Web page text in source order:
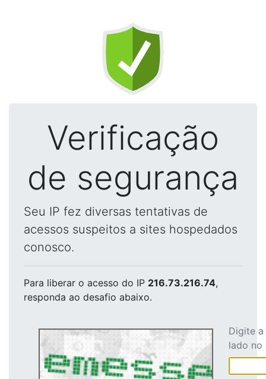
Verificação
de segurança
Seu IP fez diversas tentativas de
acessos suspeitos a sites hospedados
conosco.
Para liberar o acesso do IP 216.73.216.74,
responda ao desafio abaixo.
Digite
lado no